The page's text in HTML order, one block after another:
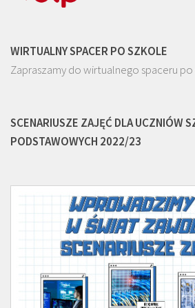
WIRTUALNY SPACER PO SZKOLE
Zapraszamy do wirtualnego spaceru
SCENARIUSZE ZAJĘĆ DLA UCZNIÓW
PODSTAWOWYCH 2022/23